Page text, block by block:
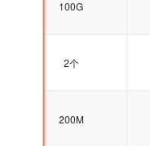
100G
2个
200M